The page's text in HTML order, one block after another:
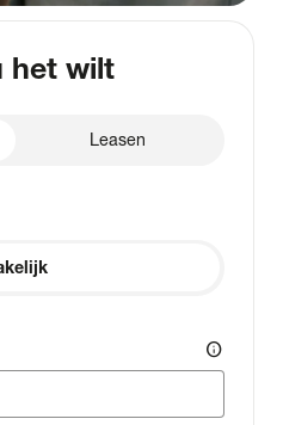
het wilt
Leasen
info